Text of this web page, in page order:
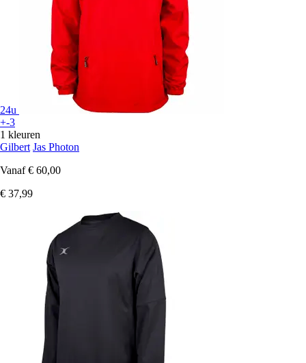
24u
+-3
1 kleuren
Gilbert Jas Photon
Vanaf € 60,00
€ 37,99